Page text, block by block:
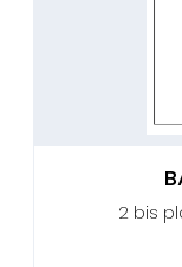
2 bis